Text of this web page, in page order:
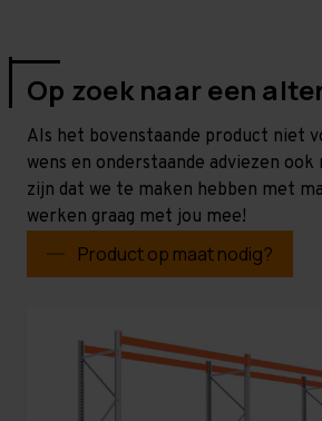
Op zoek naar een
Als het bovenstaande product niet
wens en onderstaande adviezen
zijn dat we te maken hebben met
werken graag met jou mee!
Product op maat nodig?